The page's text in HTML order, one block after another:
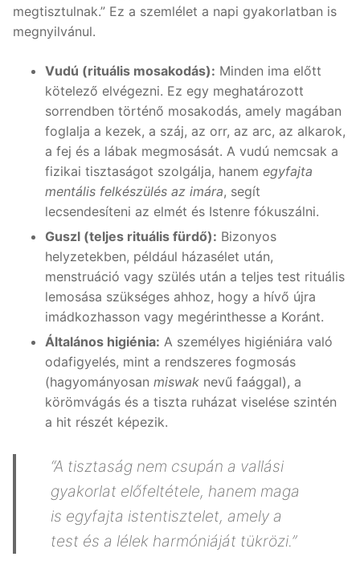
megtisztulnak.” Ez a szemlélet a napi gyakorlatban is
megnyilvánul.
Vudú (rituális mosakodás): Minden ima előtt
kötelező elvégezni. Ez egy meghatározott
sorrendben történő mosakodás, amely magában
foglalja a kezek, a száj, az orr, az arc, az alkarok,
a fej és a lábak megmosását. A vudú nemcsak a
fizikai tisztaságot szolgálja, hanem egyfajta
mentális felkészülés az imára, segít
lecsendesíteni az elmét és Istenre fókuszálni.
Guszl (teljes rituális fürdő): Bizonyos
helyzetekben, például házasélet után,
menstruáció vagy szülés után a teljes test rituális
lemosása szükséges ahhoz, hogy a hívő újra
imádkozhasson vagy megérinthesse a Koránt.
Általános higiénia: A személyes higiéniára való
odafigyelés, mint a rendszeres fogmosás
(hagyományosan miswak nevű faággal), a
körömvágás és a tiszta ruházat viselése szintén
a hit részét képezik.
“A tisztaság nem csupán a vallási
gyakorlat előfeltétele, hanem maga
is egyfajta istentisztelet, amely a
test és a lélek harmóniáját tükrözi.”